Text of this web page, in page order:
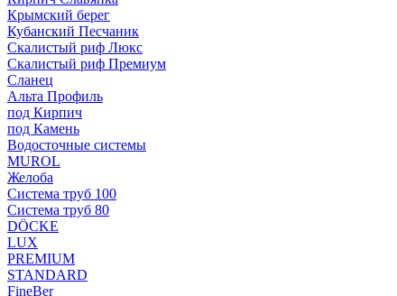
Крымский берег
Кубанский Песчаник
Скалистый риф Люкс
Скалистый риф Премиум
Сланец
Альта Профиль
под Кирпич
под Камень
Водосточные системы
MUROL
Желоба
Система труб 100
Система труб 80
DÖCKE
LUX
PREMIUM
STANDARD
FineBer